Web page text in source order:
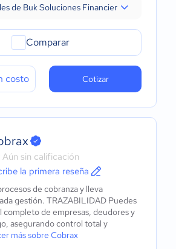
de Buk Soluciones Financieras
Comparar
costo Cotizar
Aún sin calificación
la primera reseña
de cobranza y lleva
gestión. TRAZABILIDAD Puedes
completo de empresas, deudores y
asegurando control total y
más sobre Cobrax